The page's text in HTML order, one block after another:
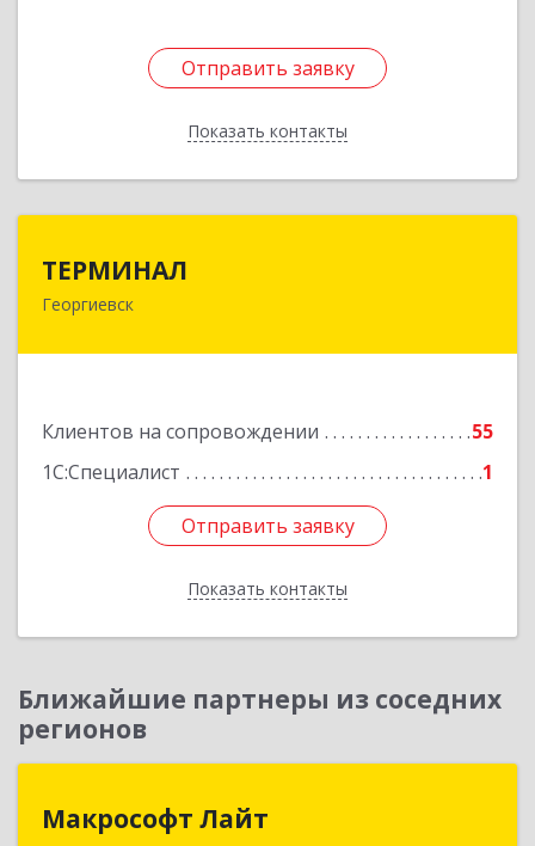
Отправить заявку
Показать контакты
Отправить заявку
Назад
ТЕРМИНАЛ
Георгиевск
Клиентов на сопровождении
55
1С:Специалист
1
Отправить заявку
Показать контакты
357820, Ставропольский край, Георгиевск г,
Отправить заявку
Назад
Ближайшие партнеры из соседних
регионов
Макрософт Лайт